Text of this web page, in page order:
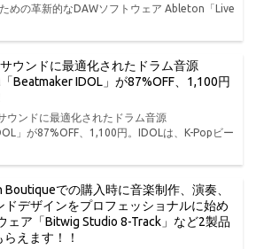
めの革新的なDAWソフトウェア Ableton「Live
ウンドに最適化されたドラム音源
Beatmaker IDOL」が87%OFF、1,100円
ウンドに最適化されたドラム音源
」が87%OFF、1,100円。IDOLは、K-Popビー
Boutiqueでの購入時に音楽制作、演奏、
ドデザインをプロフェッショナルに始め
ェア「Bitwig Studio 8-Track」など2製品
えます！！